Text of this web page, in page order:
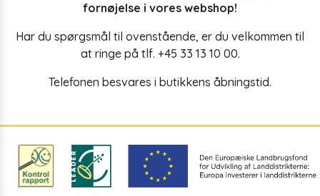
fornøjelse i vores webshop!
Har du spørgsmål til ovenstående, er du velkommen til
at ringe på tlf. +45 33 13 10 00.
Telefonen besvares i butikkens åbningstid.